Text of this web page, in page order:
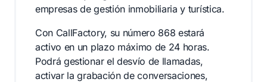
empresas de gestión inmobiliaria y turística.
Con CallFactory, su número 868 estará
activo en un plazo máximo de 24 horas.
Podrá gestionar el desvío de llamadas,
activar la grabación de conversaciones,